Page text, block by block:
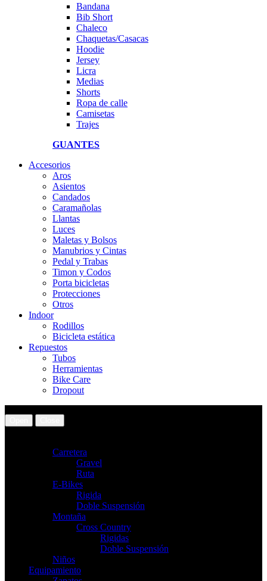
Bandana
Bib Short
Chaleco
Chaquetas/Casacas
Hoodie
Jersey
Licra
Medias
Shorts
Ropa de calle
Camisetas
Trajes
GUANTES
Accesorios
Aros
Asientos
Candados
Caramañolas
Llantas
Luces
Maletas y Bolsos
Manubrios y Cintas
Pedal y Trabas
Timon y Codos
Porta bicicletas
Protecciones
Otros
Indoor
Rodillos
Bicicleta estática
Repuestos
Tubos
Herramientas
Bike Care
Dropout
Carretera
Gravel
Ruta
E-Bikes
Rigida
Doble Suspensión
Montaña
Cross Country
Rigidas
Doble Suspensión
Niños
Equipamiento